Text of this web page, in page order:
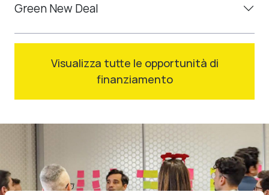
Green New Deal
Visualizza tutte le opportunità di
finanziamento